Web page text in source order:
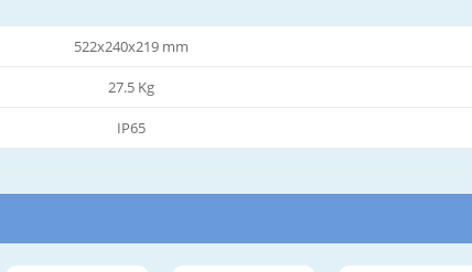
522x240x219 mm
27.5 Kg
IP65